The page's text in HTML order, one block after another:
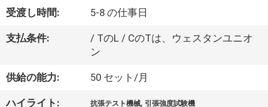
達
に
い
受渡し時間: 5-8 の仕事日
支払条件:
/ TのL / CのTは、ウェスタンユニオ
ン
供給の能力: 50 セット/月
ハイライト: 抗張テスト機械, 引張強度試験機